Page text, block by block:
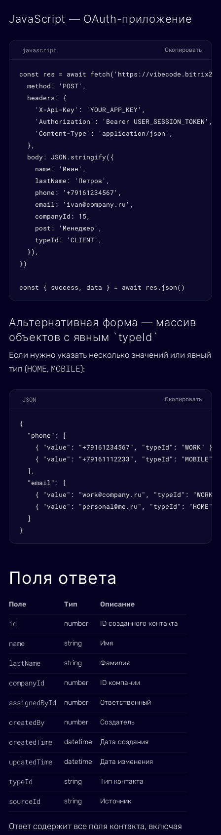
JavaScript — OAuth-приложение
javascript Скопировать
const res = await fetch('https://
  method: 'POST',
  headers: {
    'X-Api-Key': 'YOUR_APP_KEY',
    'Authorization': 'Bearer USER_SESSION_TOKEN',
    'Content-Type': 'application/json',
  },
  body: JSON.stringify({
    name: 'Иван',
    lastName: 'Петров',
    phone: '+79161234567',
    email: 'ivan@company.ru',
    companyId: 15,
    post: 'Менеджер',
    typeId: 'CLIENT',
  }),
})
const { success, data } = await res.json()
Альтернативная форма — массив
объектов с явным `typeId`
Если нужно указать несколько значений или явный
тип (HOME, MOBILE):
JSON Скопировать
{
  "phone": [
    { "value": "+79161234567", "typeId": "WORK" },
    { "value": "+79161112233", "typeId": "MOBILE" }
  ],
  "email": [
{ "value": "work@company.ru", "typeId": "WORK"
    { "value": "personal@me.ru", "typeId": "HOME" }
  ]
}
Поля ответа
Поле Тип Описание
id number ID созданного контакта
name string Имя
lastName string Фамилия
companyId number ID компании
assignedById number Ответственный
createdBy number Создатель
createdTime datetime Дата создания
updatedTime datetime Дата изменения
typeId string Тип контакта
sourceId string Источник
Ответ содержит все поля контакта, включая